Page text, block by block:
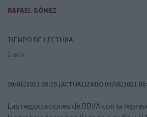
RAFAEL GÓMEZ
TIEMPO DE LECTURA
2 min
09/06/2021 08:15 (ACTUALIZADO 09/06/2021
Las negociaciones de BBVA con la